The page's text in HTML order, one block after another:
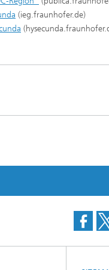
(ieg.fraunhofer.de)